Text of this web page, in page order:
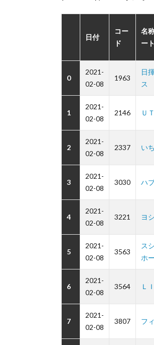
日付
コー
ド
名
ー
0
2021-
02-08
1963
日
ス
1
2021-
02-08
2146 Ｕ
2
2021-
02-08
2337 い
3
2021-
02-08
3030 ハ
4
2021-
02-08
3221 ヨ
5
2021-
02-08
3563
ス
ホ
6
2021-
02-08
3564 Ｌ
7
2021-
02-08
3807 フ